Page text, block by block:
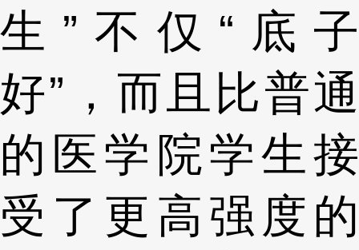
生”不仅“底子
好”，而且比普通
的医学院学生接
受了更高强度的